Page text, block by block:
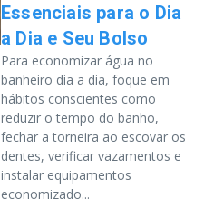
Essenciais para o Dia
a Dia e Seu Bolso
Para economizar água no
banheiro dia a dia, foque em
hábitos conscientes como
reduzir o tempo do banho,
fechar a torneira ao escovar os
dentes, verificar vazamentos e
instalar equipamentos
economizado...